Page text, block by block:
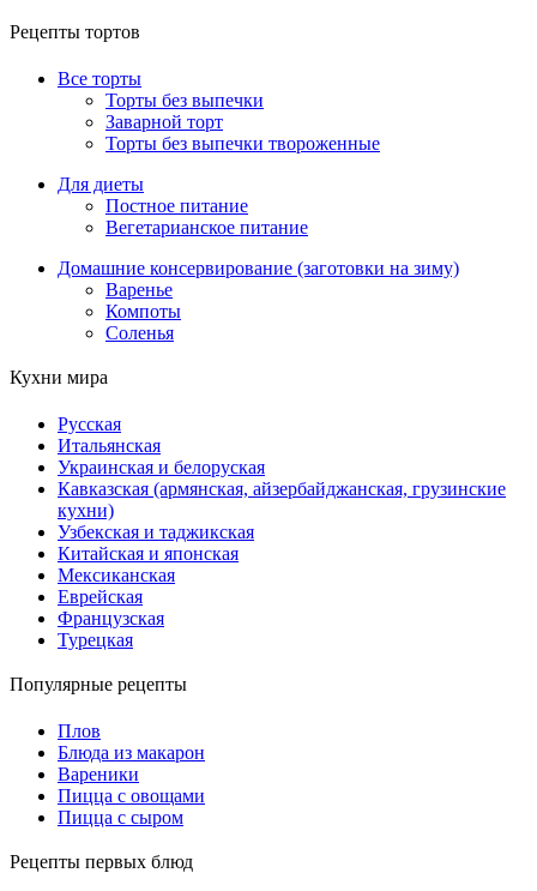
Рецепты тортов
Все торты
Торты без выпечки
Заварной торт
Торты без выпечки твороженные
Для диеты
Постное питание
Вегетарианское питание
Домашние консервирование (заготовки на зиму)
Варенье
Компоты
Соленья
Кухни мира
Русская
Итальянская
Украинская и белоруская
Кавказская (армянская, айзербайджанская, грузинские
кухни)
Узбекская и таджикская
Китайская и японская
Мексиканская
Еврейская
Французская
Турецкая
Популярные рецепты
Плов
Блюда из макарон
Вареники
Пицца с овощами
Пицца с сыром
Рецепты первых блюд